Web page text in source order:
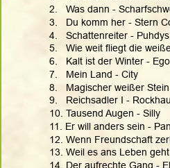
2.   Was dann -
3.   Du komm her - Stern
4.   Schattenreiter - Puhdys
5.   Wie weit fliegt die
6.   Kalt ist der Winter -
7.   Mein Land - City
8.   Magischer weißer
9.   Reichsadler I -
10. Tausend Augen - Silly
11. Er will anders sein -
12. Wenn Freundschaft
13. Weil es ans Leben
14. Der aufrechte Gang -